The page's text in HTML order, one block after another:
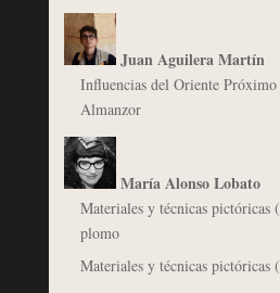
Juan Aguilera Martín
Influencias del Oriente
Almanzor
María Alonso Lobato
Materiales y técnicas
plomo
Materiales y técnicas